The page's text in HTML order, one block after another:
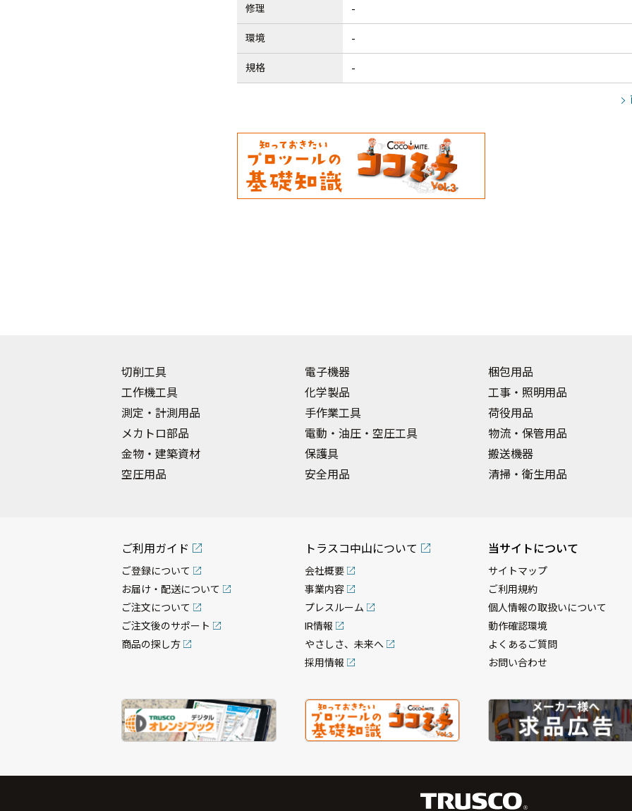
修理 -
環境 -
規格 -
切削工具
工作機工具
測定・計測用品
メカトロ部品
金物・建築資材
空圧用品
電子機器
化学製品
手作業工具
電動・油圧・空圧工具
保護具
安全用品
梱包用品
工事・照明用品
荷役用品
物流・保管用品
搬送機器
清掃・衛生用品
ご利用ガイド
ご登録について
お届け・配送について
ご注文について
ご注文後のサポート
商品の探し方
トラスコ中山について
会社概要
事業内容
プレスルーム
IR情報
やさしさ、未来へ
採用情報
当サイトについて
サイトマップ
ご利用規約
個人情報の取扱いについて
動作確認環境
よくあるご質問
お問い合わせ